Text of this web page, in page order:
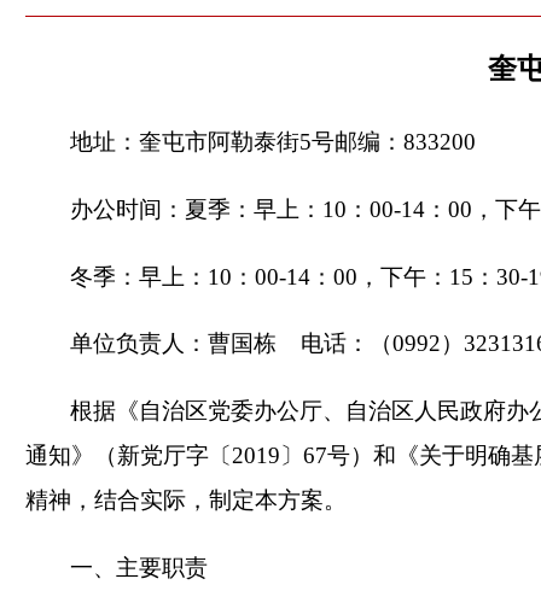
奎
地址：奎屯市阿勒泰街5号邮编：833200
办公时间：夏季：早上：10：00-14：00，下
冬季：早上：10：00-14：00，下午：15：
单位负责人：曹国栋 电话：（0992）
根据《自治区党委办公厅、自治区人民政府
通知》（新党厅字〔2019〕67号）和《关于明确
精神，结合实际，制定本方案。
一、主要职责